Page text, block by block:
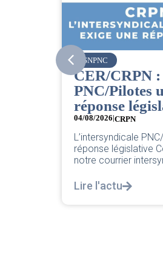
SNPNC
CER/CRPN
PNC/Pilotes
réponse
04/08/2026|CRPN
L’intersyndicale
réponse législative
notre courrier
Lire l'actu